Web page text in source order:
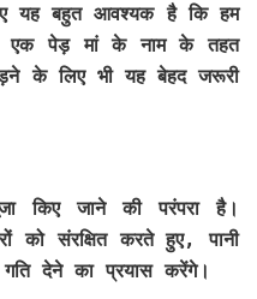
यह बहुत आवश्यक है कि हम
एक पेड़ मां के नाम के तहत
के लिए भी यह बेहद जरूरी
किए जाने की परंपरा है।
को संरक्षित करते हुए, पानी
देने का प्रयास करेंगे।